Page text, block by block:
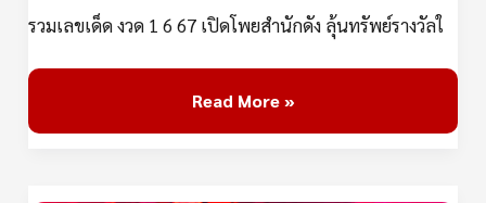
รวมเลขเด็ด งวด 1 6 67 เปิดโพยสำนักดัง ลุ้นทรัพย์รางวัลใ
โค้ง
สุดท้าย
Read More »